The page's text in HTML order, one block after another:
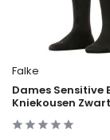
Falke
Dames Sensitive
Kniekousen Zwart